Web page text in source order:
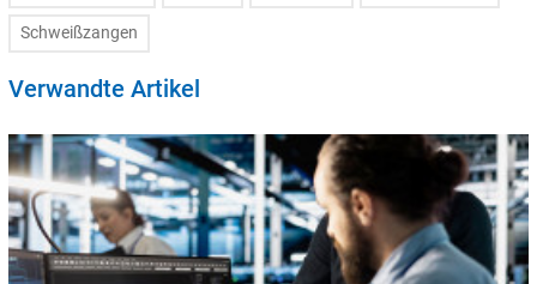
Schweißzangen
Verwandte Artikel